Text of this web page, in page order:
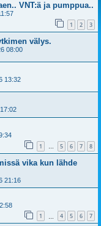
VNT:ä ja pumppua..
1 2 3
välys.
08:00
13:32
1 … 5 6 7 8
vika kun lähde
21:16
1 4 5 6 7